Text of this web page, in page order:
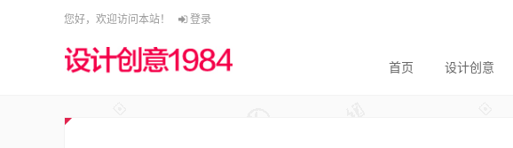
您好，欢迎访问本站！ 登录
首页 设计创意